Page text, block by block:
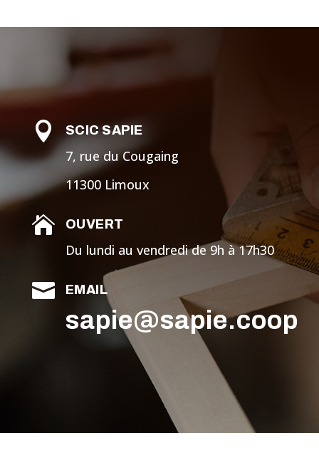
 SCIC SAPIE
7, rue du Cougaing
11300 Limoux
 OUVERT
Du lundi au vendredi de 9h à 17h30
 EMAIL
sapie@sapie.coop